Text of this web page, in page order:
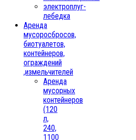
электроплуг-
лебедка
Аренда
мусоросбросов,
биотуалетов,
контейнеров,
ограждений
,измельчителей
Аренда
мусорных
контейнеров
(120
л,
240,
1100